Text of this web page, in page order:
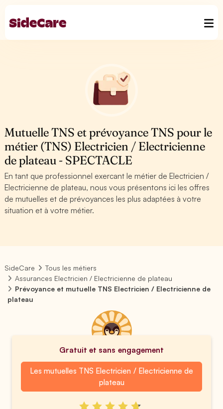
Mutuelle TNS et prévoyance TNS pour le
métier (TNS) Electricien / Electricienne
de plateau - SPECTACLE
En tant que professionnel exercant le métier de Electricien /
Electricienne de plateau, nous vous présentons ici les offres
de mutuelles et de prévoyances les plus adaptées à votre
situation et à votre métier.
SideCare
Tous les métiers
Assurances Electricien / Electricienne de plateau
Prévoyance et mutuelle TNS Electricien / Electricienne de
plateau
Gratuit et sans engagement
Les mutuelles TNS Electricien / Electricienne de
plateau